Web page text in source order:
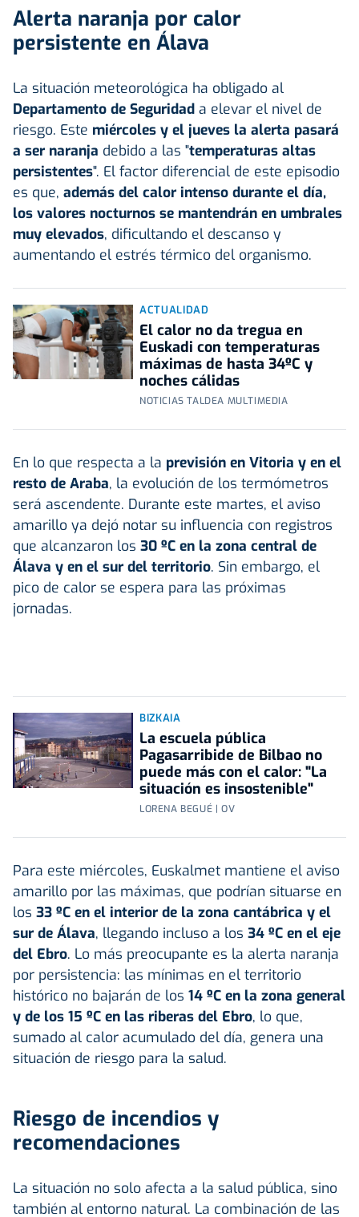
Alerta naranja por calor
persistente en Álava
La situación meteorológica ha obligado al
Departamento de Seguridad a elevar el nivel de
riesgo. Este miércoles y el jueves la alerta pasará
a ser naranja debido a las "temperaturas altas
persistentes". El factor diferencial de este episodio
es que, además del calor intenso durante el día,
los valores nocturnos se mantendrán en umbrales
muy elevados, dificultando el descanso y
aumentando el estrés térmico del organismo.
ACTUALIDAD
El calor no da tregua en
Euskadi con temperaturas
máximas de hasta 34ºC y
noches cálidas
NOTICIAS TALDEA MULTIMEDIA
En lo que respecta a la previsión en Vitoria y en el
resto de Araba, la evolución de los termómetros
será ascendente. Durante este martes, el aviso
amarillo ya dejó notar su influencia con registros
que alcanzaron los 30 ºC en la zona central de
Álava y en el sur del territorio. Sin embargo, el
pico de calor se espera para las próximas
jornadas.
BIZKAIA
La escuela pública
Pagasarribide de Bilbao no
puede más con el calor: "La
situación es insostenible"
LORENA BEGUÉ | OV
Para este miércoles, Euskalmet mantiene el aviso
amarillo por las máximas, que podrían situarse en
los 33 ºC en el interior de la zona cantábrica y el
sur de Álava, llegando incluso a los 34 ºC en el eje
del Ebro. Lo más preocupante es la alerta naranja
por persistencia: las mínimas en el territorio
histórico no bajarán de los 14 ºC en la zona general
y de los 15 ºC en las riberas del Ebro, lo que,
sumado al calor acumulado del día, genera una
situación de riesgo para la salud.
Riesgo de incendios y
recomendaciones
La situación no solo afecta a la salud pública, sino
también al entorno natural. La combinación de las